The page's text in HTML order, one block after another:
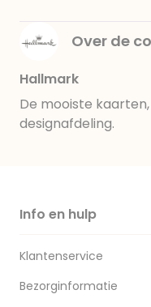
Over de
Hallmark
De mooiste
designafdeling.
Info en hulp
Klantenservice
Bezorginformatie